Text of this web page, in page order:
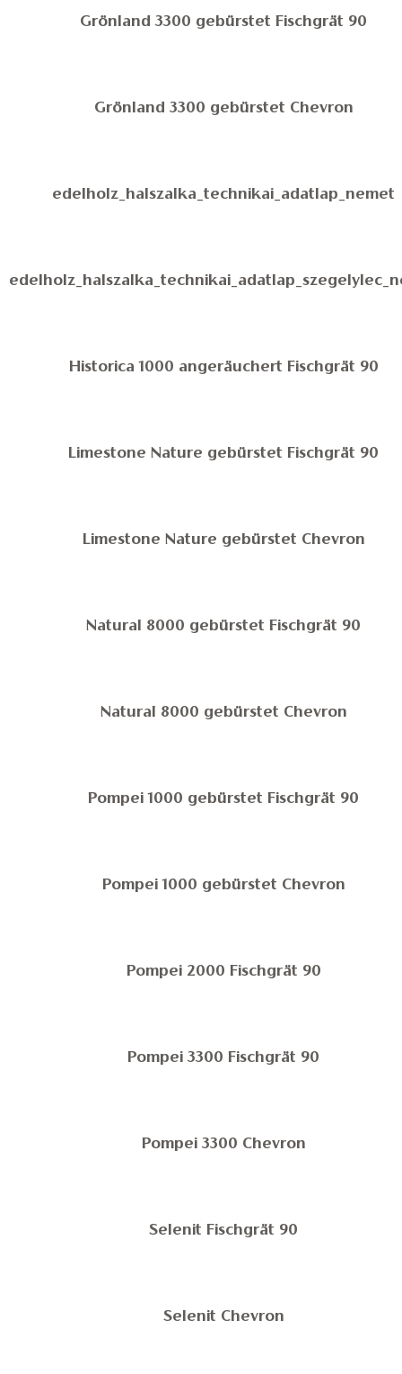
Grönland 3300 gebürstet Fischgrät 90
Grönland 3300 gebürstet Chevron
edelholz_halszalka_technikai_adatlap_nemet
Historica 1000 angeräuchert Fischgrät 90
Limestone Nature gebürstet Fischgrät 90
Limestone Nature gebürstet Chevron
Natural 8000 gebürstet Fischgrät 90
Natural 8000 gebürstet Chevron
Pompei 1000 gebürstet Fischgrät 90
Pompei 1000 gebürstet Chevron
Pompei 2000 Fischgrät 90
Pompei 3300 Fischgrät 90
Pompei 3300 Chevron
Selenit Fischgrät 90
Selenit Chevron